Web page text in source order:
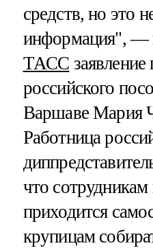
средств, но это
информация", —
ТАСС заявление
российского
Варшаве Мария
Работница
что сотрудникам
приходится
крупицам